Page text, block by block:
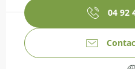
04 92